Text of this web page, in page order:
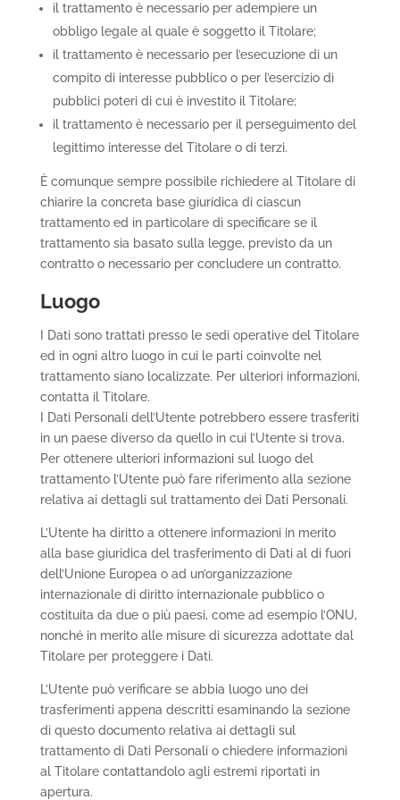
il trattamento è necessario per adempiere un
obbligo legale al quale è soggetto il Titolare;
il trattamento è necessario per l’esecuzione di un
compito di interesse pubblico o per l’esercizio di
pubblici poteri di cui è investito il Titolare;
il trattamento è necessario per il perseguimento del
legittimo interesse del Titolare o di terzi.
È comunque sempre possibile richiedere al Titolare di
chiarire la concreta base giuridica di ciascun
trattamento ed in particolare di specificare se il
trattamento sia basato sulla legge, previsto da un
contratto o necessario per concludere un contratto.
Luogo
I Dati sono trattati presso le sedi operative del Titolare
ed in ogni altro luogo in cui le parti coinvolte nel
trattamento siano localizzate. Per ulteriori informazioni,
contatta il Titolare.
I Dati Personali dell’Utente potrebbero essere trasferiti
in un paese diverso da quello in cui l’Utente si trova.
Per ottenere ulteriori informazioni sul luogo del
trattamento l’Utente può fare riferimento alla sezione
relativa ai dettagli sul trattamento dei Dati Personali.
L’Utente ha diritto a ottenere informazioni in merito
alla base giuridica del trasferimento di Dati al di fuori
dell’Unione Europea o ad un’organizzazione
internazionale di diritto internazionale pubblico o
costituita da due o più paesi, come ad esempio l’ONU,
nonché in merito alle misure di sicurezza adottate dal
Titolare per proteggere i Dati.
L’Utente può verificare se abbia luogo uno dei
trasferimenti appena descritti esaminando la sezione
di questo documento relativa ai dettagli sul
trattamento di Dati Personali o chiedere informazioni
al Titolare contattandolo agli estremi riportati in
apertura.